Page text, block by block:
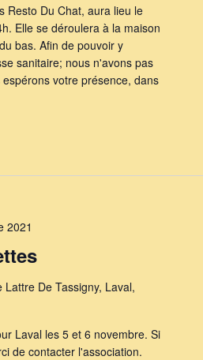
Resto Du Chat, aura lieu le
Elle se déroulera à la maison
bas. Afin de pouvoir y
sanitaire; nous n'avons pas
votre présence, dans
2021
Lattre De Tassigny, Laval,
Laval les 5 et 6 novembre. Si
de contacter l'association.